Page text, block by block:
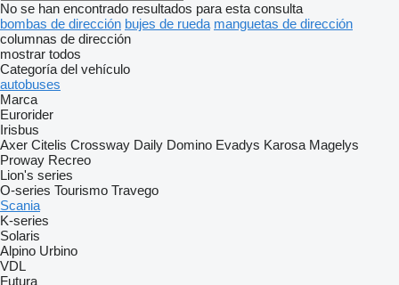
No se han encontrado resultados para esta consulta
bombas de dirección bujes de rueda manguetas de dirección
columnas de dirección
mostrar todos
Categoría del vehículo
autobuses
Marca
Eurorider
Irisbus
Axer Citelis Crossway Daily Domino Evadys Karosa Magelys
Proway Recreo
Lion's series
O-series Tourismo Travego
Scania
K-series
Solaris
Alpino Urbino
VDL
Futura